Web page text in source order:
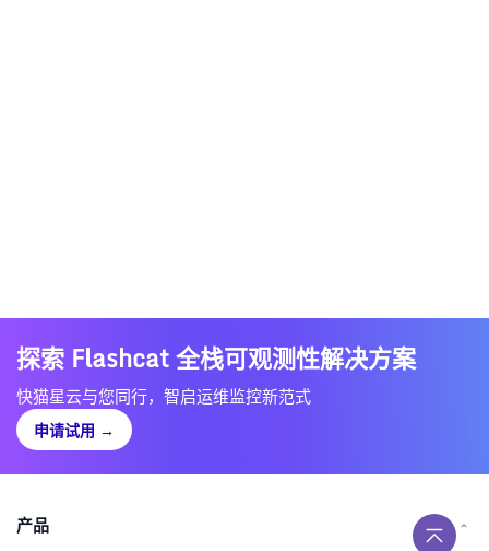
探索 Flashcat 全栈可观测性解决方案
快猫星云与您同行，智启运维监控新范式
申请试用 →
产品